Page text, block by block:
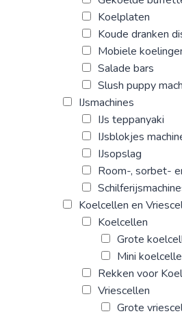
Koelplaten
Koude dranken
Mobiele
Salade bars
Slush puppy
IJsmachines
IJs teppanyaki
IJsblokjes
IJsopslag
Room-, sorbet-
Koelcellen en
Koelcellen
Grote
Mini
Rekken voor
Vriescellen
Grote